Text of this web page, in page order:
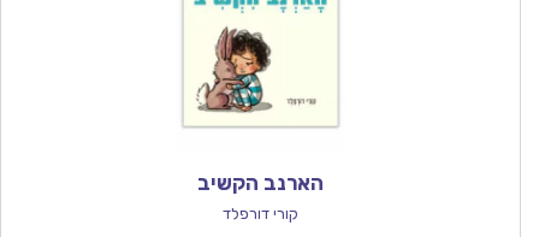
הארנב הקשיב
קורי דורפלד